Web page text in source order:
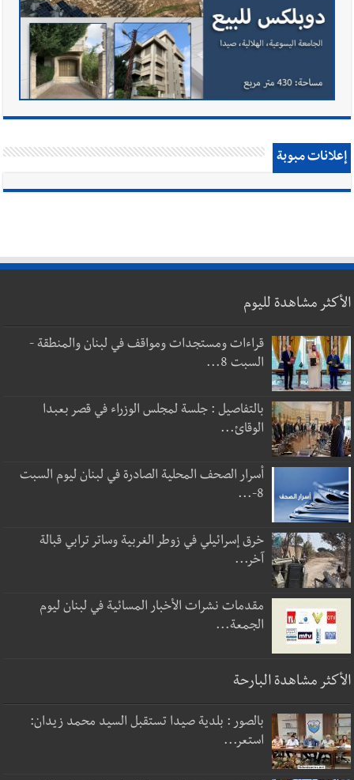
إعلانات مبوبة
الأكثر مشاهدة لليوم
قراءات ومستجدات ومواقف في لبنان والمنطقة -
السبت 8...
بالتفاصيل : جلسة لمجلس الوزراء في قصر بعبدا
الوقائ...
أسرار الصحف المحلية الصادرة في لبنان ليوم السبت
8-...
خرق إسرائيلي في زوطر الغربية وساتر ترابي قبالة
آخر...
مقدمات نشرات الأخبار المسائية في لبنان ليوم
الجمعة...
الأكثر مشاهدة البارحة
بالصور : بلدية صيدا تستقبل السيد محمد زيدان:
استعر...